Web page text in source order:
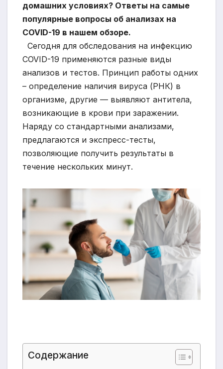
домашних условиях? Ответы на самые
популярные вопросы об анализах на
COVID-19 в нашем обзоре.
Сегодня для обследования на инфекцию
COVID-19 применяются разные виды
анализов и тестов. Принцип работы одних
– определение наличия вируса (РНК) в
организме, другие — выявляют антитела,
возникающие в крови при заражении.
Наряду со стандартными анализами,
предлагаются и экспресс-тесты,
позволяющие получить результаты в
течение нескольких минут.
Содержание